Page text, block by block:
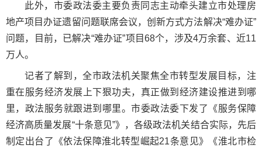
此外，市委政法委主要负责同志主动牵头建立市处理房
地产项目办证遗留问题联席会议，创新方式方法解决“难办证”
问题，目前，已解决“难办证”项目68个，涉及4万余套、近11
万人。
记者了解到，全市政法机关聚焦全市转型发展目标，注
重在服务经济发展上下狠功夫，真正做到经济建设推进到哪
里，政法服务就跟进到哪里。市委政法委下发了《服务保障
经济高质量发展“十条意见”》，各级政法机关结合实际，先后
制定出台了《依法保障淮北转型崛起21条意见》《淮北市检